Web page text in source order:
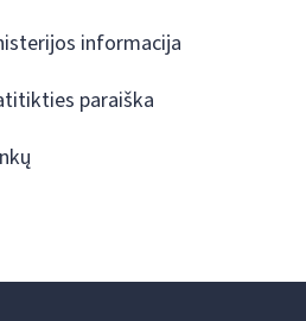
informacija
paraiška